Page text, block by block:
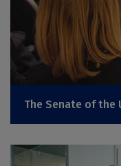
The Senate of the